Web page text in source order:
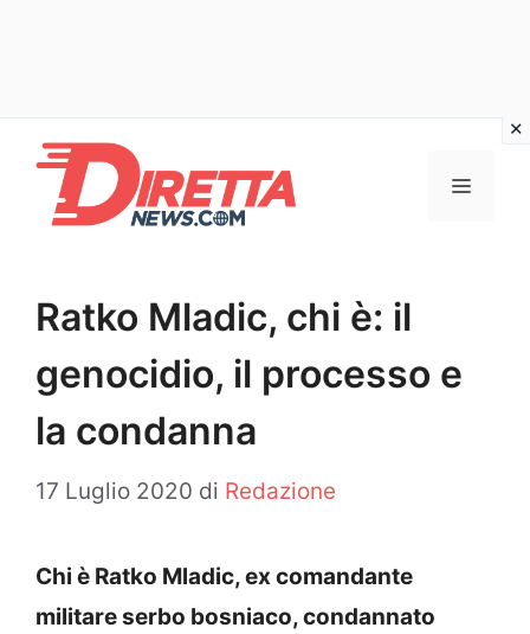
contenuto
Menu
Ratko Mladic, chi è: il
genocidio, il processo e
la condanna
17 Luglio 2020 di Redazione
Chi è Ratko Mladic, ex comandante
militare serbo bosniaco, condannato